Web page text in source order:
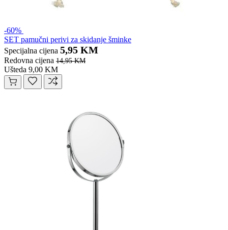
-60%
SET pamučni perivi za skidanje šminke
Specijalna cijena 5,95 KM
Redovna cijena 14,95 KM
Ušteda 9,00 KM